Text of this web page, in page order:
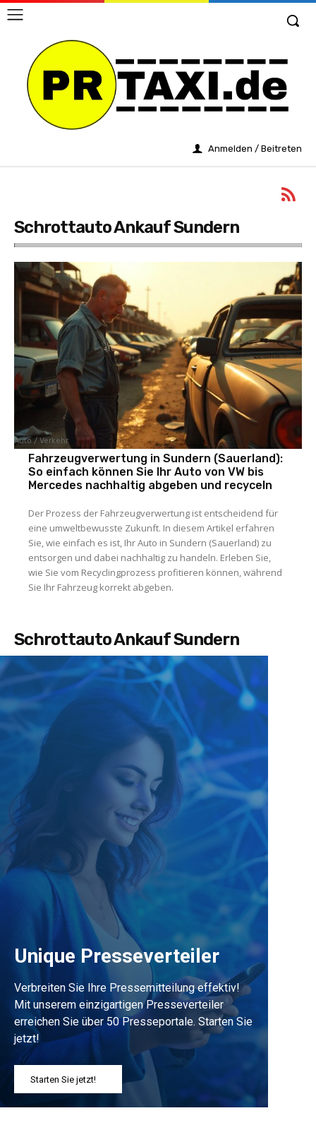
Anmelden / Beitreten
Schrottauto Ankauf Sundern
Auto / Verkehr
Fahrzeugverwertung in Sundern (Sauerland):
So einfach können Sie Ihr Auto von VW bis
Mercedes nachhaltig abgeben und recyceln
Der Prozess der Fahrzeugverwertung ist entscheidend für
eine umweltbewusste Zukunft. In diesem Artikel erfahren
Sie, wie einfach es ist, Ihr Auto in Sundern (Sauerland) zu
entsorgen und dabei nachhaltig zu handeln. Erleben Sie,
wie Sie vom Recyclingprozess profitieren können, während
Sie Ihr Fahrzeug korrekt abgeben.
Schrottauto Ankauf Sundern
Unique Presseverteiler
Verbreiten Sie Ihre Pressemitteilung effektiv!
Mit unserem einzigartigen Presseverteiler
erreichen Sie über 50 Presseportale. Starten Sie
jetzt!
Starten Sie jetzt!